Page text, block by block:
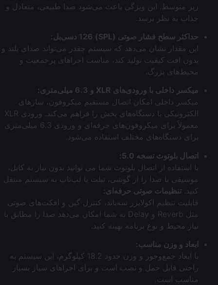
زیر متوسط. این ویژگی باعث می‌شود صدا طبیعی، متعادل و
جذاب به نظر برسد.
حداکثر سطح فشار صوتی (SPL) 126 دسی‌بل:
این مقدار نشان می‌دهد که سیستم چقدر می‌تواند صدای بلند و
بدون افت کیفیت تولید کند، مناسب اجراهای پرجمعیت و
محیط‌های بزرگ.
میکسر داخلی با ورودی‌های XLR و 6.3 میلی‌متری:
میکسر داخلی امکان اتصال مستقیم میکروفون، سازهای
الکترونیکی یا دستگاه‌های پخش را فراهم می‌کند. ورودی XLR
معمولاً برای میکروفون‌های حرفه‌ای و ورودی 6.3 میلی‌متری
برای دستگاه‌های مختلف استفاده می‌شود.
اتصال بلوتوث نسخه 5.0:
با استفاده از اتصال بلوتوث شما می توانید بدون نیاز به کابل،
موسیقی یا صدا را از گوشی، تبلت یا لپ‌تاپ به سیستم منتقل
کنید. تنظیمات صوتی حرفه‌ای:
قابلیت تنظیم اکولایزر سه‌باند، کنترل گین و افکت‌های صوتی
مثل Reverb و Delay به شما امکان می‌دهد صدا را مطابق با
نیاز محیط و نوع برنامه بهینه کنید.
ابعاد و وزن مناسب:
با ابعاد جمع‌وجور و وزن حدود 18.2 کیلوگرم، این سیستم به
راحتی قابل حمل و نصب است و برای اجراهای سیار بسیار
مناسب است.